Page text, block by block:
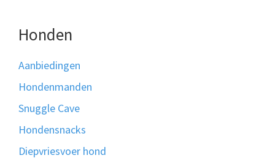
Honden
Aanbiedingen
Hondenmanden
Snuggle Cave
Hondensnacks
Diepvriesvoer hond